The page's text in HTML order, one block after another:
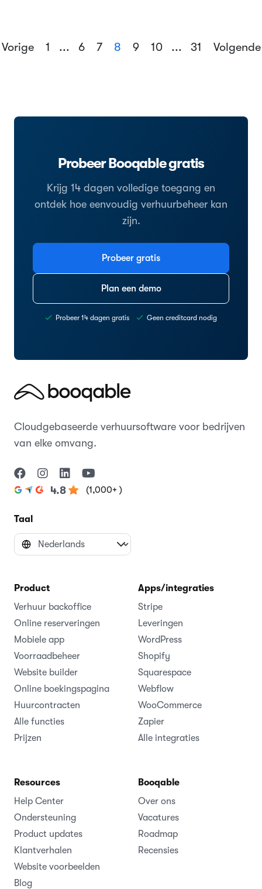
1 ... 6 7 8 9 10 ... 31
Probeer Booqable gratis
Krijg 14 dagen volledige toegang en
ontdek hoe eenvoudig verhuurbeheer kan
zijn.
Probeer gratis
Plan een demo
Probeer 14 dagen gratis Geen creditcard nodig
Cloudgebaseerde verhuursoftware voor bedrijven
van elke omvang.
4.8 (1,000+ )
Taal
Product
Verhuur backoffice
Online reserveringen
Mobiele app
Voorraadbeheer
Website builder
Online boekingspagina
Huurcontracten
Alle functies
Prijzen
Apps/integraties
Stripe
Leveringen
WordPress
Shopify
Squarespace
Webflow
WooCommerce
Zapier
Alle integraties
Resources
Help Center
Ondersteuning
Product updates
Klantverhalen
Website voorbeelden
Blog
Booqable
Over ons
Vacatures
Roadmap
Recensies